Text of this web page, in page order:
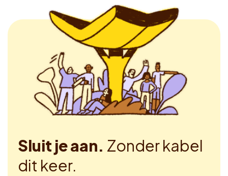
Sluit je aan. Zonder kabel
dit keer.